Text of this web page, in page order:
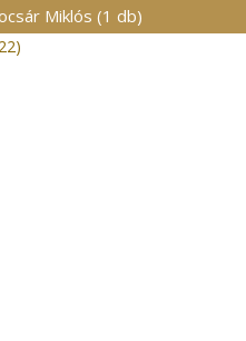
Miklós (1 db)